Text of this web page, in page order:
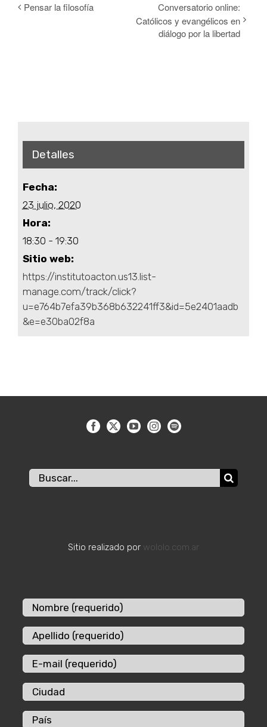
Pensar la filosofía
Conversatorio online:
Católicos y evangélicos en
diálogo por la libertad
Detalles
Fecha:
23 julio, 2020
Hora:
18:30 - 19:30
Sitio web:
https://institutoacton.us13.list-
manage.com/track/click?
u=e764b7efa39b368b632241ff3&id=5e2401aadb
&e=e30ba02f8a
Buscar:
Sitio realizado por wololo.com.ar